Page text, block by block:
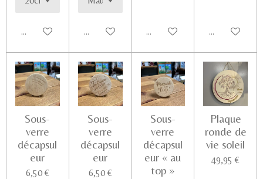
Ajouter au panierAjouter au panierAjouter au panierVoir les
Sous-
verre
décapsul
eur
6,50 €
Sous-
verre
décapsul
eur
6,50 €
Sous-
verre
décapsul
eur « au
top »
Plaque
ronde de
vie soleil
49,95 €